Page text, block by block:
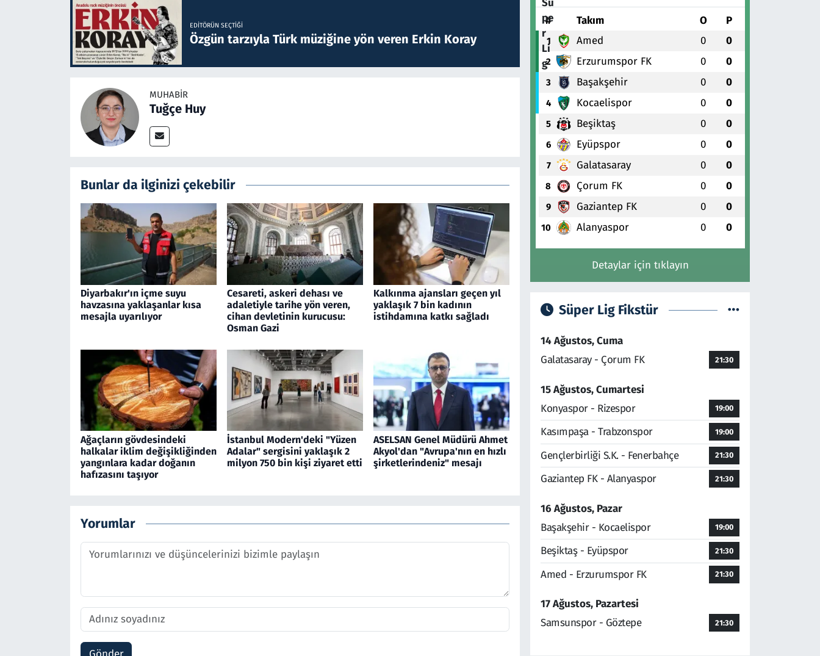
EDITÖRÜN SEÇTIĞI
Özgün tarzıyla Türk müziğine yön veren Erkin Koray
MUHABIR
Tuğçe Huy
Bunlar da ilginizi çekebilir
Diyarbakır'ın içme suyu
havzasına yaklaşanlar kısa
mesajla uyarılıyor
Cesareti, askeri dehası ve
adaletiyle tarihe yön veren,
cihan devletinin kurucusu:
Osman Gazi
Kalkınma ajansları geçen yıl
yaklaşık 7 bin kadının
istihdamına katkı sağladı
Ağaçların gövdesindeki
halkalar iklim değişikliğinden
yangınlara kadar doğanın
hafızasını taşıyor
İstanbul Modern'deki "Yüzen
Adalar" sergisini yaklaşık 2
milyon 750 bin kişi ziyaret etti
ASELSAN Genel Müdürü Ahmet
Akyol'dan "Avrupa'nın en hızlı
şirketlerindeniz" mesajı
Yorumlar
# Takım O P
1 Amed 0 0
2 Erzurumspor FK 0 0
3 Başakşehir 0 0
4 Kocaelispor 0 0
5 Beşiktaş 0 0
6 Eyüpspor 0 0
7 Galatasaray 0 0
8 Çorum FK 0 0
9 Gaziantep FK 0 0
10 Alanyaspor 0 0
Detaylar için tıklayın
Süper Lig Fikstür
14 Ağustos, Cuma
Galatasaray - Çorum FK
21:30
15 Ağustos, Cumartesi
Konyaspor - Rizespor
19:00
Kasımpaşa - Trabzonspor 19:00
Gençlerbirliği S.K. - Fenerbahçe 21:30
Gaziantep FK - Alanyaspor 21:30
16 Ağustos, Pazar
Başakşehir - Kocaelispor
19:00
Beşiktaş - Eyüpspor 21:30
Amed - Erzurumspor FK 21:30
17 Ağustos, Pazartesi
Samsunspor - Göztepe
21:30